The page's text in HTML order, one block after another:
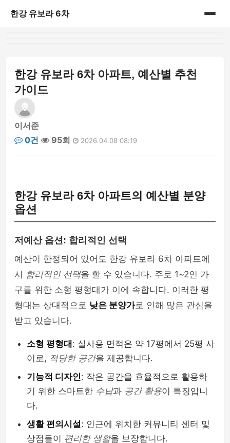
한강 유보라 6차
한강 유보라 6차 아파트, 예산별 추천
가이드
이서준
0건
95회 2026.04.08 08:19
한강 유보라 6차 아파트의 예산별 분양
옵션
저예산 옵션: 합리적인 선택
예산이 한정되어 있어도 한강 유보라 6차 아파트에
서 합리적인 선택을 할 수 있습니다. 주로 1~2인 가
구를 위한 소형 평형대가 이에 속합니다. 이러한 평
형대는 상대적으로 낮은 분양가로 인해 많은 관심을
받고 있습니다.
소형 평형대 : 실사용 면적은 약 17평에서 25평 사
이로, 적당한 공간을 제공합니다.
기능적 디자인: 작은 공간을 효율적으로 활용하
기 위한 스마트한 수납과 공간 활용이 특징입니
다.
생활 편의시설: 인근에 위치한 커뮤니티 센터 및
상점들이 편리한 생활을 보장합니다.